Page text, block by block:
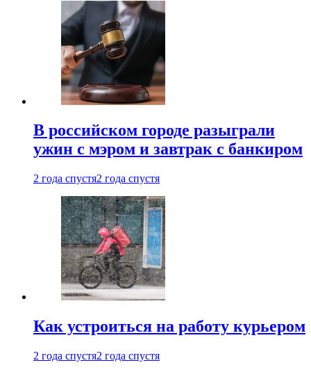
В российском городе разыграли
ужин с мэром и завтрак с банкиром
2 года спустя2 года спустя
Как устроиться на работу курьером
2 года спустя2 года спустя